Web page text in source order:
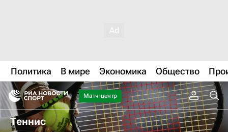
Политика В мире Экономика Общество
Матч-центр
Теннис